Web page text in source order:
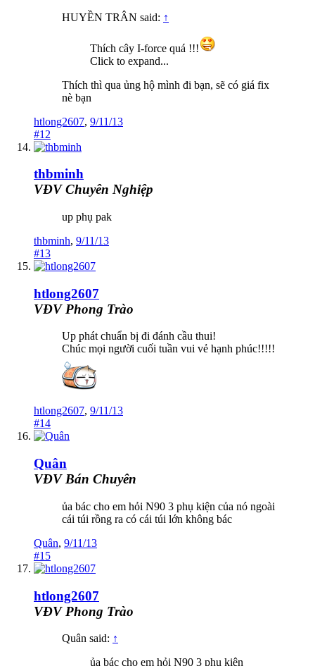
HUYỀN TRÂN said: ↑
Thích cây I-force quá !!!
Click to expand...
Thích thì qua ủng hộ mình đi bạn, sẽ có giá fix
nè bạn
htlong2607, 9/11/13
#12
thbminh
VĐV Chuyên Nghiệp
up phụ pak
thbminh, 9/11/13
#13
htlong2607
VĐV Phong Trào
Up phát chuẩn bị đi đánh cầu thui!
Chúc mọi người cuối tuần vui vẻ hạnh phúc!!!!!
htlong2607, 9/11/13
#14
Quân
VĐV Bán Chuyên
ủa bác cho em hỏi N90 3 phụ kiện của nó ngoài
cái túi rồng ra có cái túi lớn không bác
Quân, 9/11/13
#15
htlong2607
VĐV Phong Trào
Quân said: ↑
ủa bác cho em hỏi N90 3 phụ kiện